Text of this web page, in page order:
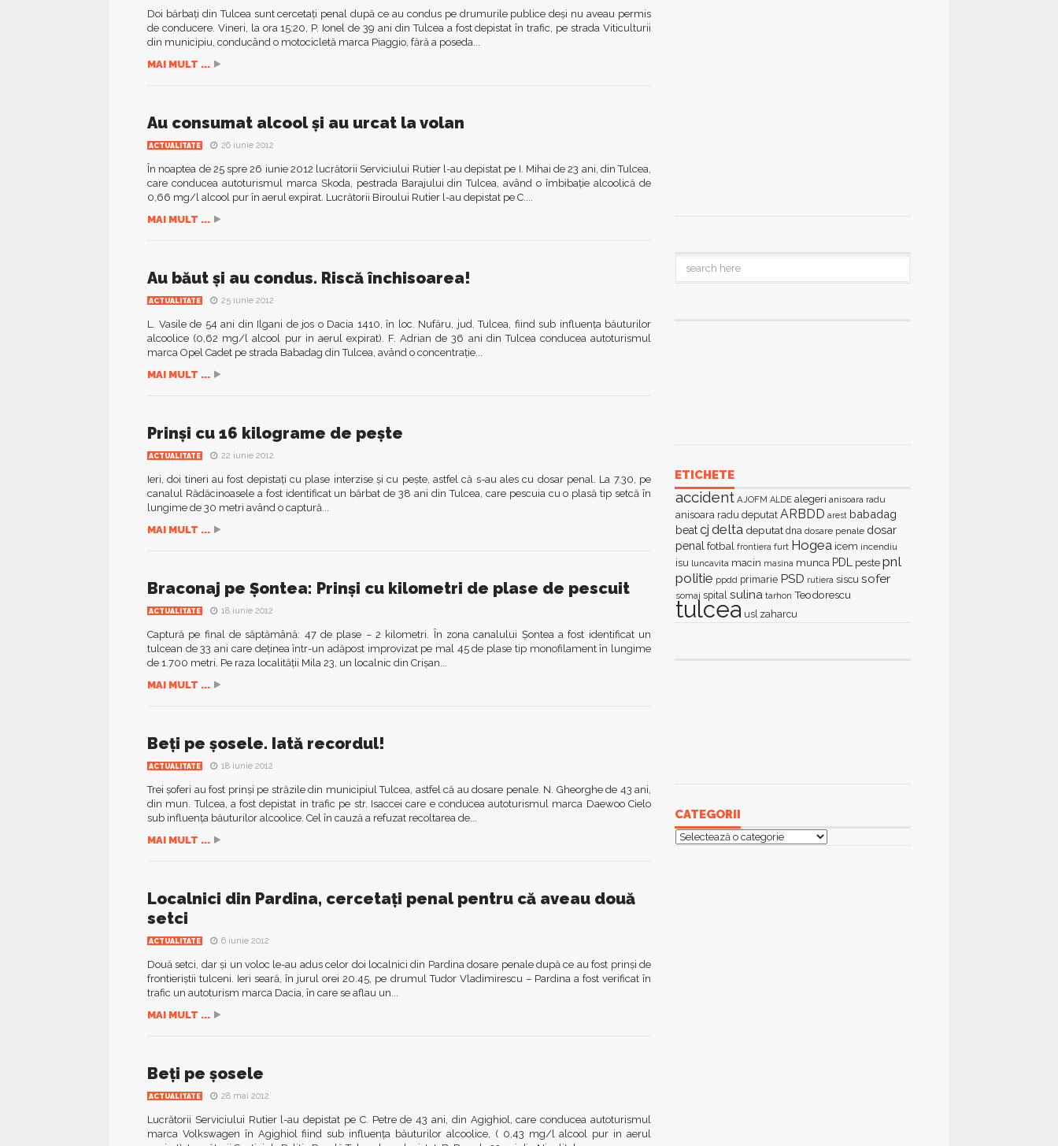
Doi bărbaţi din Tulcea sunt cercetaţi penal după ce au condus pe drumurile publice deşi nu aveau permis
de conducere. Vineri, la ora 15:20, P. Ionel de 39 ani din Tulcea a fost depistat în trafic, pe strada Viticulturii
din municipiu, conducând o motocicletă marca Piaggio, fără a poseda...
MAI MULT ...
Au consumat alcool şi au urcat la volan
ACTUALITATE 26 iunie 2012
În noaptea de 25 spre 26 iunie 2012 lucrătorii Serviciului Rutier l-au depistat pe I. Mihai de 23 ani, din Tulcea,
care conducea autoturismul marca Skoda, pestrada Barajului din Tulcea, având o îmbibaţie alcoolică de
0,66 mg/l alcool pur în aerul expirat. Lucrătorii Biroului Rutier l-au depistat pe C....
MAI MULT ...
Au băut şi au condus. Riscă închisoarea!
ACTUALITATE 25 iunie 2012
L. Vasile de 54 ani din Ilgani de jos o Dacia 1410, în loc. Nufăru, jud. Tulcea, fiind sub influenţa băuturilor
alcoolice (0,62 mg/l alcool pur in aerul expirat). F. Adrian de 36 ani din Tulcea conducea autoturismul
marca Opel Cadet pe strada Babadag din Tulcea, având o concentraţie...
MAI MULT ...
Prinşi cu 16 kilograme de peşte
ACTUALITATE 22 iunie 2012
Ieri, doi tineri au fost depistaţi cu plase interzise şi cu peşte, astfel că s-au ales cu dosar penal. La 7.30, pe
canalul Rădăcinoasele a fost identificat un bărbat de 38 ani din Tulcea, care pescuia cu o plasă tip setcă în
lungime de 30 metri având o captură...
MAI MULT ...
Braconaj pe Şontea: Prinşi cu kilometri de plase de pescuit
ACTUALITATE 18 iunie 2012
Captură pe final de săptămână: 47 de plase – 2 kilometri. În zona canalului Şontea a fost identificat un
tulcean de 33 ani care deţinea într-un adăpost improvizat pe mal 45 de plase tip monofilament în lungime
de 1.700 metri. Pe raza localităţii Mila 23, un localnic din Crişan...
MAI MULT ...
Beţi pe şosele. Iată recordul!
ACTUALITATE 18 iunie 2012
Trei şoferi au fost prinşi pe străzile din municipiul Tulcea, astfel că au dosare penale. N. Gheorghe de 43 ani,
din mun. Tulcea, a fost depistat in trafic pe str. Isaccei care e conducea autoturismul marca Daewoo Cielo
sub influenţa băuturilor alcoolice. Cel în cauză a refuzat recoltarea de...
MAI MULT ...
Localnici din Pardina, cercetaţi penal pentru că aveau două
setci
ACTUALITATE 6 iunie 2012
Două setci, dar şi un voloc le-au adus celor doi localnici din Pardina dosare penale după ce au fost prinşi de
frontieriştii tulceni. Ieri seară, în jurul orei 20.45, pe drumul Tudor Vladimirescu – Pardina a fost verificat în
trafic un autoturism marca Dacia, în care se aflau un...
MAI MULT ...
Beţi pe şosele
ACTUALITATE 28 mai 2012
Lucrătorii Serviciului Rutier l-au depistat pe C. Petre de 43 ani, din Agighiol, care conducea autoturismul
marca Volkswagen în Agighiol fiind sub influenţa băuturilor alcoolice, ( 0,43 mg/l alcool pur in aerul
ETICHETE
accident AJOFM ALDE alegeri anisoara radu
anisoara radu deputat ARBDD arest babadag
beatcj delta deputat dna dosare penale dosar
penal fotbal frontiera furt Hogea icem incendiu
isu luncavita macin masina munca PDL peste pnl
politie ppdd primarie PSD rutiera siscu sofer
somaj spital sulina tarhon Teodorescu
tulcea usl zaharcu
CATEGORII
Categorii